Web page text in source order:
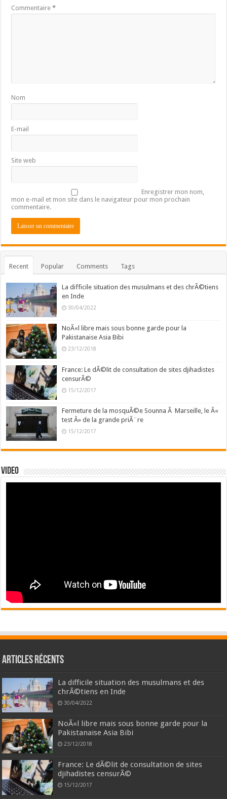
Commentaire*
Nom
E-mail
Site web
Enregistrer mon nom,
mon e-mail et mon site dans le navigateur pour mon prochain
commentaire.
Recent Popular Comments Tags
La difficile situation des musulmans et des chrÃ©tiens
en Inde
30/04/2022
NoÃ«l libre mais sous bonne garde pour la
Pakistanaise Asia Bibi
23/12/2018
France: Le dÃ©lit de consultation de sites djihadistes
censurÃ©
15/12/2017
Fermeture de la mosquÃ©e Sounna Ã Marseille, le Â«
test Â» de la grande priÃ¨re
15/12/2017
Video
Articles récents
La difficile situation des musulmans et des
chrÃ©tiens en Inde
30/04/2022
NoÃ«l libre mais sous bonne garde pour la
Pakistanaise Asia Bibi
23/12/2018
France: Le dÃ©lit de consultation de sites
djihadistes censurÃ©
15/12/2017